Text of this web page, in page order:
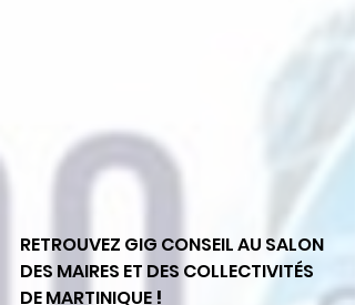
RETROUVEZ GIG CONSEIL AU SALON
DES MAIRES ET DES COLLECTIVITÉS
DE MARTINIQUE !